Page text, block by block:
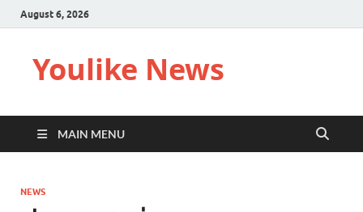
August 6, 2026
Youlike News
MAIN MENU
NEWS